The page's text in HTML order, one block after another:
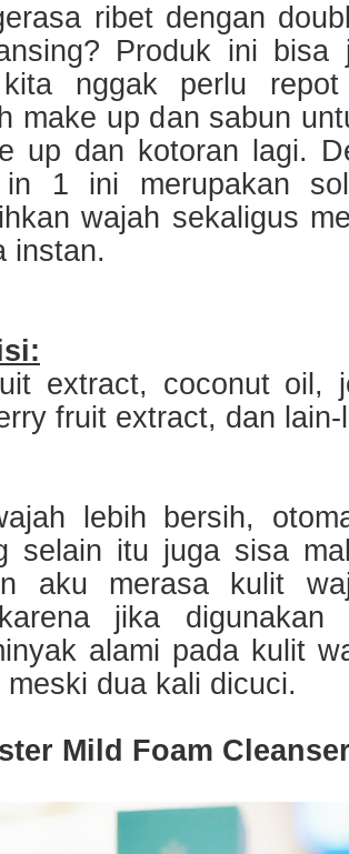
ribet dengan
Produk ini bisa
nggak perlu repot
make up dan sabun
up dan kotoran lagi.
1 ini merupakan
wajah sekaligus
instan.
extract, coconut oil,
fruit extract, dan lain-
lebih bersih,
selain itu juga sisa
aku merasa kulit
jika digunakan
alami pada kulit
dua kali dicuci.
Mild Foam